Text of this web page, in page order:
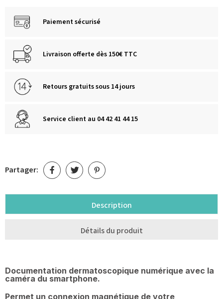
Paiement sécurisé
Livraison offerte dès 150€ TTC
Retours gratuits sous 14 jours
Service client au 04 42 41 44 15
Partager:
Description
Détails du produit
Documentation dermatoscopique numérique avec la
caméra du smartphone.
Permet un connexion magnétique de votre